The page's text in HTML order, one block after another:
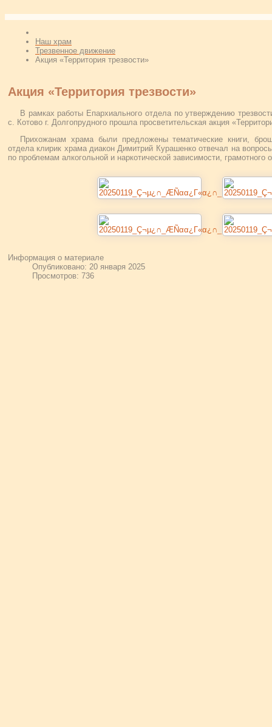
Наш храм
Трезвенное движение
Акция «Территория трезвости»
Акция «Территория трезвости»
В рамках работы Епархиального отдела по утверждению
с. Котово г. Долгопрудного прошла просветительская акция
Прихожанам храма были предложены тематические книги,
отдела клирик храма диакон Димитрий Курашенко отвечал на
по проблемам алкогольной и наркотической зависимости,
Информация о материале
Опубликовано: 20 января 2025
Просмотров: 736